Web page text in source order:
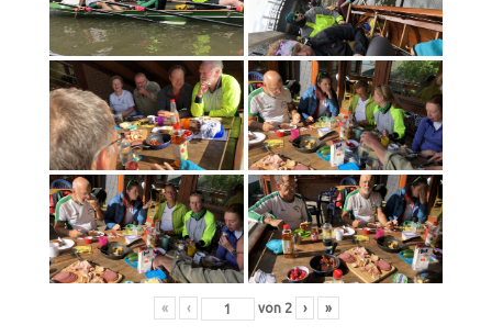
« ‹ von 2 › »